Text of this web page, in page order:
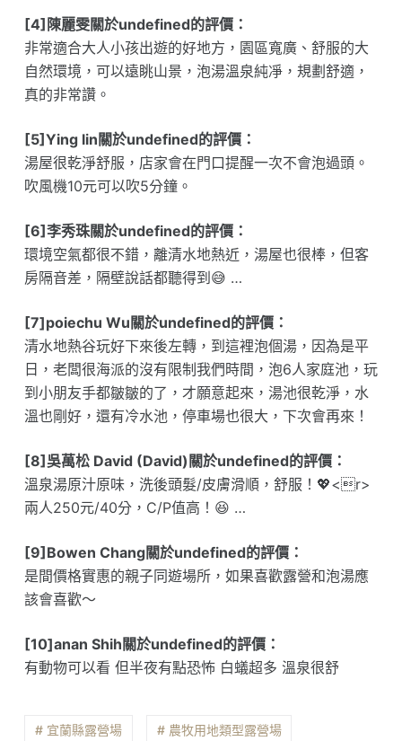
[4]陳麗雯關於undefined的評價：
非常適合大人小孩出遊的好地方，園區寬廣、舒服的大
自然環境，可以遠眺山景，泡湯溫泉純凈，規劃舒適，
真的非常讚。
[5]Ying lin關於undefined的評價：
湯屋很乾淨舒服，店家會在門口提醒一次不會泡過頭。
吹風機10元可以吹5分鐘。
[6]李秀珠關於undefined的評價：
環境空氣都很不錯，離清水地熱近，湯屋也很棒，但客
房隔音差，隔壁說話都聽得到😅 …
[7]poiechu Wu關於undefined的評價：
清水地熱谷玩好下來後左轉，到這裡泡個湯，因為是平
日，老闆很海派的沒有限制我們時間，泡6人家庭池，玩
到小朋友手都皺皺的了，才願意起來，湯池很乾淨，水
溫也剛好，還有冷水池，停車場也很大，下次會再來！
[8]吳萬松 David (David)關於undefined的評價：
溫泉湯原汁原味，洗後頭髮/皮膚滑順，舒服！💖<r>
兩人250元/40分，C/P值高！😆 …
[9]Bowen Chang關於undefined的評價：
是間價格實惠的親子同遊場所，如果喜歡露營和泡湯應
該會喜歡～
[10]anan Shih關於undefined的評價：
有動物可以看 但半夜有點恐怖 白蟻超多 溫泉很舒
# 宜蘭縣露營場 # 農牧用地類型露營場